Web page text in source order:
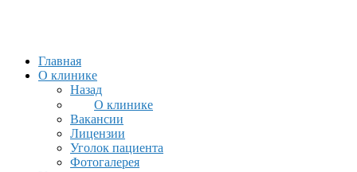
Главная
О клинике
Назад
О клинике
Вакансии
Лицензии
Уголок пациента
Фотогалерея